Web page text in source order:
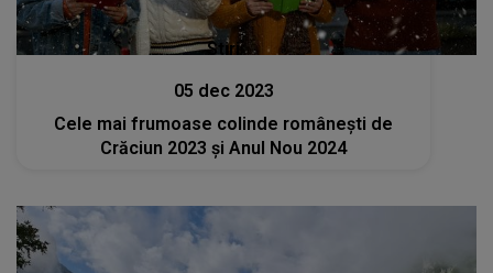
Stiri
05 dec 2023
Cele mai frumoase colinde românești de
Crăciun 2023 și Anul Nou 2024